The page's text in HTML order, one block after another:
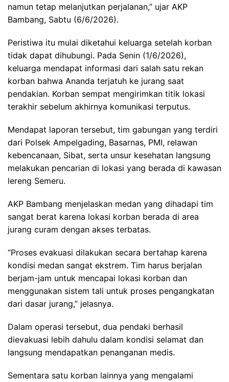
namun tetap melanjutkan perjalanan,” ujar AKP
Bambang, Sabtu (6/6/2026).
Peristiwa itu mulai diketahui keluarga setelah korban
tidak dapat dihubungi. Pada Senin (1/6/2026),
keluarga mendapat informasi dari salah satu rekan
korban bahwa Ananda terjatuh ke jurang saat
pendakian. Korban sempat mengirimkan titik lokasi
terakhir sebelum akhirnya komunikasi terputus.
Mendapat laporan tersebut, tim gabungan yang terdiri
dari Polsek Ampelgading, Basarnas, PMI, relawan
kebencanaan, Sibat, serta unsur kesehatan langsung
melakukan pencarian di lokasi yang berada di kawasan
lereng Semeru.
AKP Bambang menjelaskan medan yang dihadapi tim
sangat berat karena lokasi korban berada di area
jurang curam dengan akses terbatas.
“Proses evakuasi dilakukan secara bertahap karena
kondisi medan sangat ekstrem. Tim harus berjalan
berjam-jam untuk mencapai lokasi korban dan
menggunakan sistem tali untuk proses pengangkatan
dari dasar jurang,” jelasnya.
Dalam operasi tersebut, dua pendaki berhasil
dievakuasi lebih dahulu dalam kondisi selamat dan
langsung mendapatkan penanganan medis.
Sementara satu korban lainnya yang mengalami